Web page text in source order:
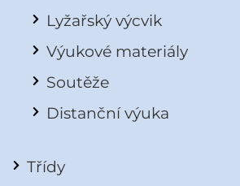
Lyžařský výcvik
Výukové materiály
Soutěže
Distanční výuka
Třídy